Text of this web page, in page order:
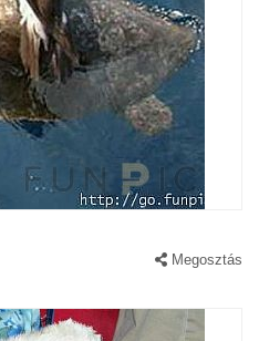
Megosztás